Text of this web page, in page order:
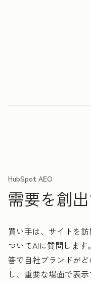
HubSpot AEO
需要を創
買い手は、サイトを
ついてAIに質問します
答で自社ブランドが
し、重要な場面で表